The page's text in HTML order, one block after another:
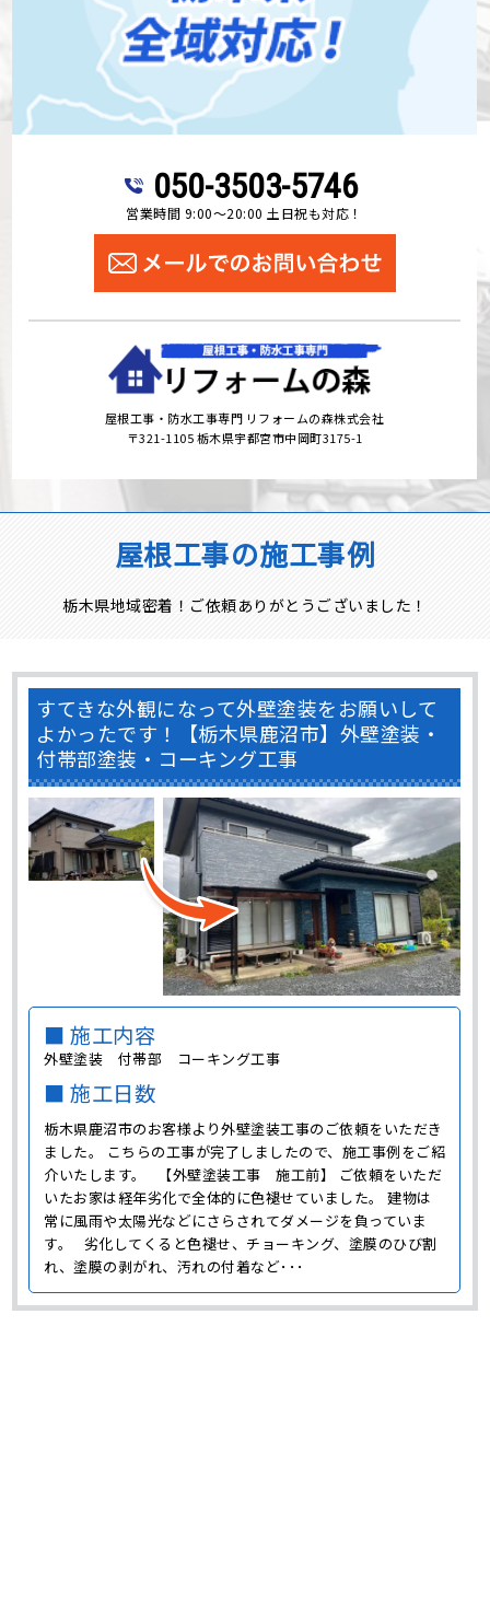
050-3503-5746
営業時間 9:00～20:00 土日祝も対応！
〒321-1105 栃木県宇都宮市中岡町3175-1
屋根工事の施工事例
すてきな外観になって外壁塗装をお願いして
よかったです！【栃木県鹿沼市】外壁塗装・
付帯部塗装・コーキング工事
■ 施工内容
外壁塗装 付帯部 コーキング工事
■ 施工日数
ました。 こちらの工事が完了しましたので、施工事例をご紹
介いたします。 【外壁塗装工事 施工前】 ご依頼をいただ
いたお家は経年劣化で全体的に色褪せていました。 建物は
常に風雨や太陽光などにさらされてダメージを負っていま
す。 劣化してくると色褪せ、チョーキング、塗膜のひび割
れ、塗膜の剥がれ、汚れの付着など･･･